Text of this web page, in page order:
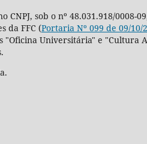
sob o nº 48.031.918/0008-
da FFC (Portaria Nº 099 de 09/10/
Universitária" e "Cultura